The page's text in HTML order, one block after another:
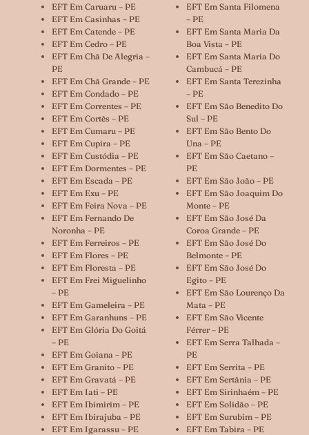
EFT Em Caruaru – PE
EFT Em Casinhas – PE
EFT Em Catende – PE
EFT Em Cedro – PE
EFT Em Chã De Alegria –
PE
EFT Em Chã Grande – PE
EFT Em Condado – PE
EFT Em Correntes – PE
EFT Em Cortês – PE
EFT Em Cumaru – PE
EFT Em Cupira – PE
EFT Em Custódia – PE
EFT Em Dormentes – PE
EFT Em Escada – PE
EFT Em Exu – PE
EFT Em Feira Nova – PE
EFT Em Fernando De
Noronha – PE
EFT Em Ferreiros – PE
EFT Em Flores – PE
EFT Em Floresta – PE
EFT Em Frei Miguelinho
– PE
EFT Em Gameleira – PE
EFT Em Garanhuns – PE
EFT Em Glória Do Goitá
– PE
EFT Em Goiana – PE
EFT Em Granito – PE
EFT Em Gravatá – PE
EFT Em Iati – PE
EFT Em Ibimirim – PE
EFT Em Ibirajuba – PE
EFT Em Igarassu – PE
EFT Em Santa Filomena
– PE
EFT Em Santa Maria Da
Boa Vista – PE
EFT Em Santa Maria Do
Cambucá – PE
EFT Em Santa Terezinha
– PE
EFT Em São Benedito Do
Sul – PE
EFT Em São Bento Do
Una – PE
EFT Em São Caetano –
PE
EFT Em São João – PE
EFT Em São Joaquim Do
Monte – PE
EFT Em São José Da
Coroa Grande – PE
EFT Em São José Do
Belmonte – PE
EFT Em São José Do
Egito – PE
EFT Em São Lourenço Da
Mata – PE
EFT Em São Vicente
Férrer – PE
EFT Em Serra Talhada –
PE
EFT Em Serrita – PE
EFT Em Sertânia – PE
EFT Em Sirinhaém – PE
EFT Em Solidão – PE
EFT Em Surubim – PE
EFT Em Tabira – PE